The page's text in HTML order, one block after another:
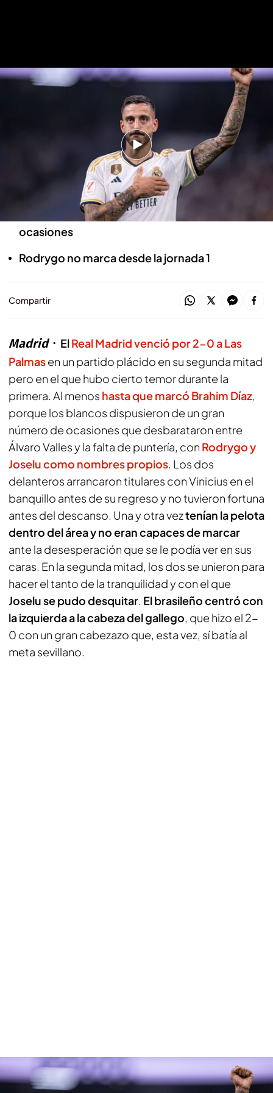
Joselu, la cara, y Rodrygo, la cruz, en
el carrusel de ocasiones del Real
Real Madrid 2-0 Las Palmas: Gol de Joselu
Joselu se desquitó con su gol tras fallar varias
ocasiones
Rodrygo no marca desde la jornada 1
Compartir
Madrid ElReal Madrid venció por 2-0 a Las
Palmasen un partido plácido en su segunda mitad
pero en el que hubo cierto temor durante la
primera. Al menos hasta que marcó Brahim Díaz,
porque los blancos dispusieron de un gran
número de ocasiones que desbarataron entre
Álvaro Valles y la falta de puntería, con Rodrygo y
Joselu como nombres propios. Los dos
delanteros arrancaron titulares con Vinicius en el
banquillo antes de su regreso y no tuvieron fortuna
antes del descanso. Una y otra veztenían la pelota
dentro del área y no eran capaces de marcar
ante la desesperación que se le podía ver en sus
caras. En la segunda mitad, los dos se unieron para
hacer el tanto de la tranquilidad y con el que
Joselu se pudo desquitar. El brasileño centró con
la izquierda a la cabeza del gallego, que hizo el 2-
0 con un gran cabezazo que, esta vez, sí batía al
meta sevillano.